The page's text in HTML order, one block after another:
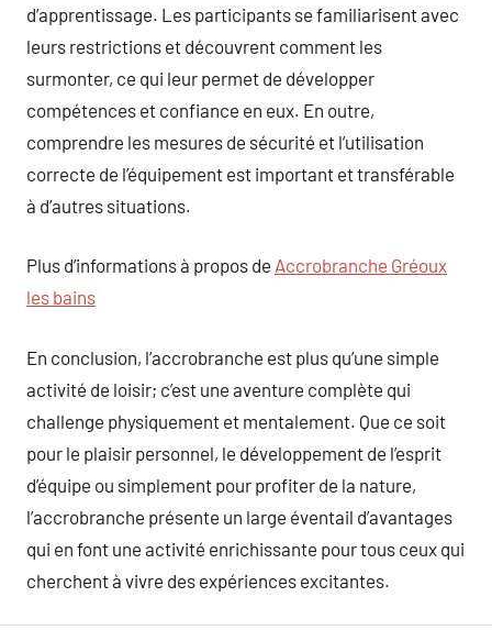
d’apprentissage. Les participants se familiarisent avec
leurs restrictions et découvrent comment les
surmonter, ce qui leur permet de développer
compétences et confiance en eux. En outre,
comprendre les mesures de sécurité et l’utilisation
correcte de l’équipement est important et transférable
à d’autres situations.
Plus d’informations à propos de Accrobranche Gréoux
les bains
En conclusion, l’accrobranche est plus qu’une simple
activité de loisir; c’est une aventure complète qui
challenge physiquement et mentalement. Que ce soit
pour le plaisir personnel, le développement de l’esprit
d’équipe ou simplement pour profiter de la nature,
l’accrobranche présente un large éventail d’avantages
qui en font une activité enrichissante pour tous ceux qui
cherchent à vivre des expériences excitantes.